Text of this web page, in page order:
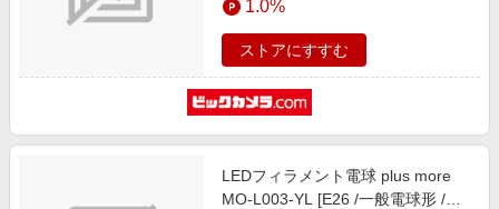
1.0%
ストアにすすむ
LEDフィラメント電球 plus more
MO-L003-YL [E26 /一般電球形 /電